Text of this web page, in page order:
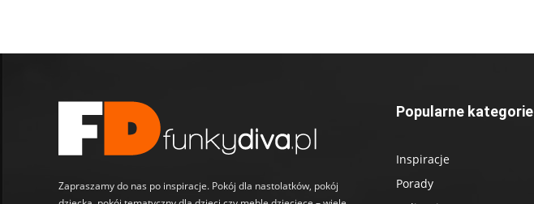
Zapraszamy do nas po inspiracje. Pokój dla nastolatków, pokój
Popularne kategorie
Inspiracje
Porady